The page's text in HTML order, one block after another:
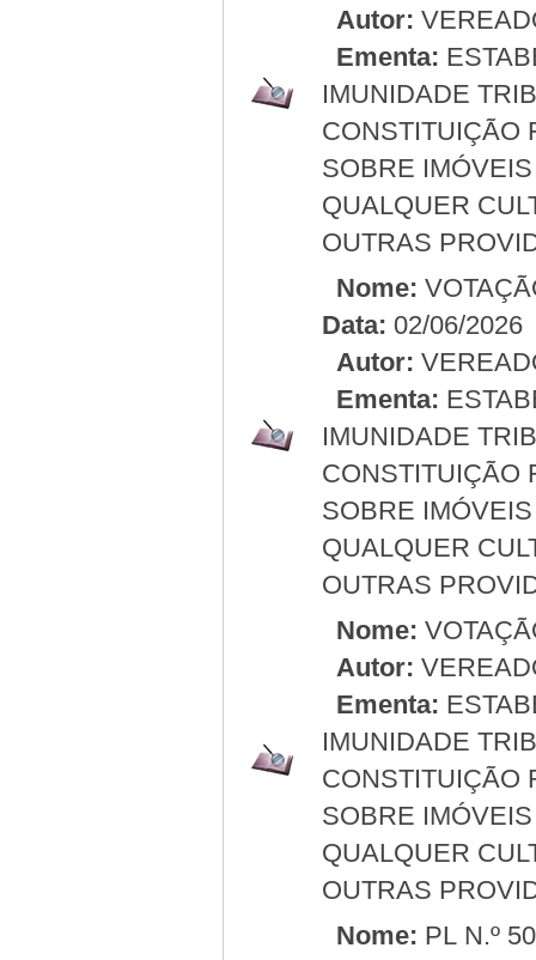
Autor:
Ementa:
IMUNIDADE
CONSTITUIÇÃO
SOBRE
QUALQUER
OUTRAS
Nome:
Data: 02/06/2026
Autor:
Ementa:
IMUNIDADE
CONSTITUIÇÃO
SOBRE
QUALQUER
OUTRAS
Nome:
Autor:
Ementa:
IMUNIDADE
CONSTITUIÇÃO
SOBRE
QUALQUER
OUTRAS
Nome: PL N.º